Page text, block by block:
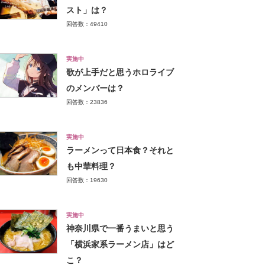
スト」は？
回答数：49410
実施中
歌が上手だと思うホロライブ
のメンバーは？
回答数：23836
実施中
ラーメンって日本食？それと
も中華料理？
回答数：19630
実施中
神奈川県で一番うまいと思う
「横浜家系ラーメン店」はど
こ？